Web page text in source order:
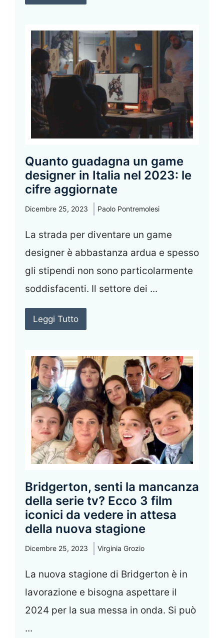
Quanto guadagna un game
designer in Italia nel 2023: le
cifre aggiornate
Dicembre 25, 2023 Paolo Pontremolesi
La strada per diventare un game
designer è abbastanza ardua e spesso
gli stipendi non sono particolarmente
soddisfacenti. Il settore dei ...
Leggi Tutto
Bridgerton, senti la mancanza
della serie tv? Ecco 3 film
iconici da vedere in attesa
della nuova stagione
Dicembre 25, 2023 Virginia Grozio
La nuova stagione di Bridgerton è in
lavorazione e bisogna aspettare il
2024 per la sua messa in onda. Si può
...